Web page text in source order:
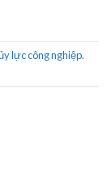
lực công nghiệp.